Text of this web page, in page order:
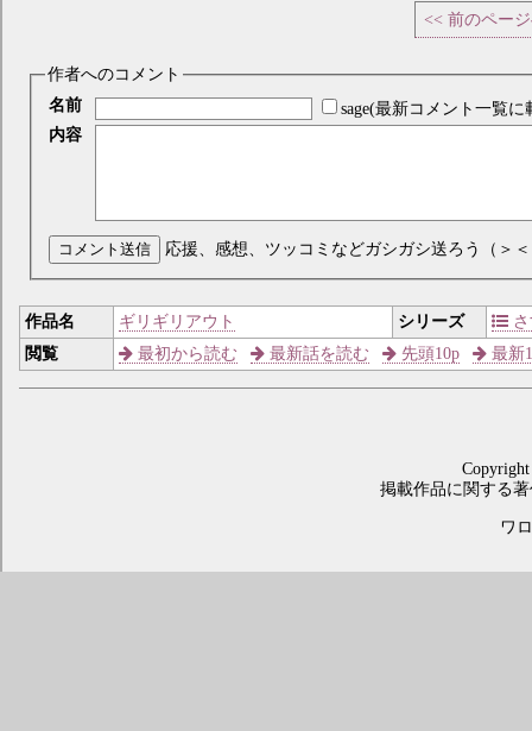
<< 前のペー
作者へのコメント
名前
sage(最新コメント一覧に
内容
コメント送信 応援、感想、ツッコミなどガシガシ送ろう（＞
作品名 ギリギリアウト シリーズ
閲覧
最初から読む 最新話を読む 先頭10p 最新
掲載作品に関する
ワ